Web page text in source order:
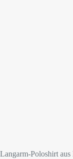
Langarm-Poloshirt